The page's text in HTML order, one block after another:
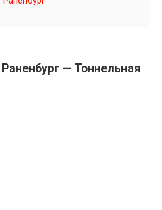
— Тоннельная